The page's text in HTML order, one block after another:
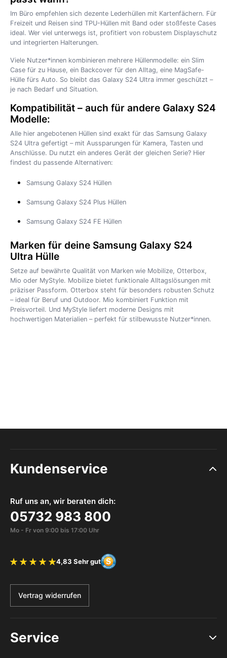
Im Büro empfehlen sich dezente Lederhüllen mit Kartenfächern. Für
Freizeit und Reisen sind TPU-Hüllen mit Band oder stoßfeste Cases
ideal. Wer viel unterwegs ist, profitiert von robustem Displayschutz
und integrierten Halterungen.
Viele Nutzer*innen kombinieren mehrere Hüllenmodelle: ein Slim
Case für zu Hause, ein Backcover für den Alltag, eine MagSafe-
Hülle fürs Auto. So bleibt das Galaxy S24 Ultra immer geschützt –
je nach Bedarf und Situation.
Kompatibilität – auch für andere Galaxy S24
Modelle:
Alle hier angebotenen Hüllen sind exakt für das Samsung Galaxy
S24 Ultra gefertigt – mit Aussparungen für Kamera, Tasten und
Anschlüsse. Du nutzt ein anderes Gerät der gleichen Serie? Hier
findest du passende Alternativen:
Samsung Galaxy S24 Hüllen
Samsung Galaxy S24 Plus Hüllen
Samsung Galaxy S24 FE Hüllen
Marken für deine Samsung Galaxy S24
Ultra Hülle
Setze auf bewährte Qualität von Marken wie Mobilize, Otterbox,
Mio oder MyStyle. Mobilize bietet funktionale Alltagslösungen mit
präziser Passform. Otterbox steht für besonders robusten Schutz
– ideal für Beruf und Outdoor. Mio kombiniert Funktion mit
Preisvorteil. Und MyStyle liefert moderne Designs mit
hochwertigen Materialien – perfekt für stilbewusste Nutzer*innen.
Kundenservice
Ruf uns an, wir beraten dich:
05732 983 800
Mo - Fr von 9:00 bis 17:00 Uhr
Bewertung 4.83 von 5 Sternen
4,83 Sehr gut
Vertrag widerrufen
Service